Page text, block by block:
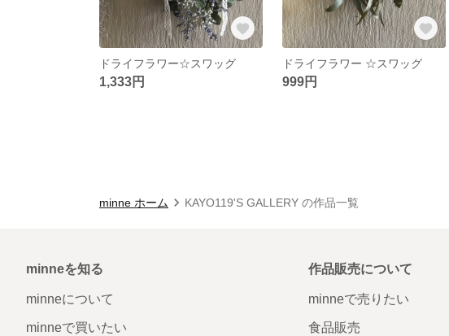
ドライフラワー☆スワッグ
1,333円
ドライフラワー ☆スワッグ
999円
minne ホーム KAYO119'S GALLERY の作品一覧
minneを知る
minneについて
minneで買いたい
作品販売について
minneで売りたい
食品販売